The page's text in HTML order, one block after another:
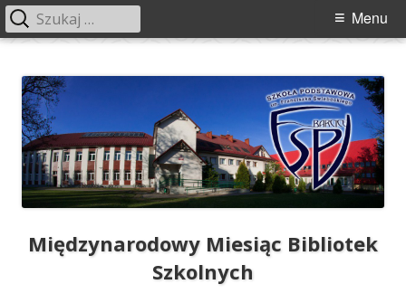
treści
Świebockiego w Barcicach
Menu
Menu
Szukaj:
Międzynarodowy Miesiąc Bibliotek
Szkolnych